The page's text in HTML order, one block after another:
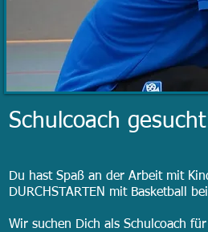
Schulcoach
Du hast Spaß an der Arbeit mit
DURCHSTARTEN mit Basketball
Wir suchen Dich als Schulcoach